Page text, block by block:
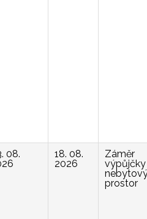
08.
18. 08.
2026
Záměr
výpůjčky
prostor